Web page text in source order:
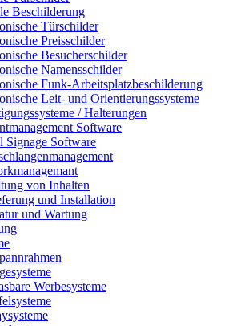
Beschilderung
Türschilder
Preisschilder
Besucherschilder
Namensschilder
Funk-Arbeitsplatzbeschilderung
Leit- und Orientierungssysteme
/ Halterungen
Software
Signage Software
von Inhalten
und Installation
und Wartung
Werbesysteme